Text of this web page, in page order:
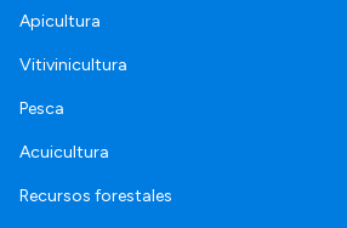
Apicultura
Vitivinicultura
Pesca
Acuicultura
Recursos forestales